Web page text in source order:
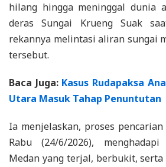
hilang hingga meninggal dunia
deras Sungai Krueng Suak
rekannya melintasi aliran sungai
tersebut.
Baca Juga: Kasus Rudapaksa
Utara Masuk Tahap Penuntutan
Ia menjelaskan, proses
Rabu (24/6/2026),
Medan yang terjal, berbukit,